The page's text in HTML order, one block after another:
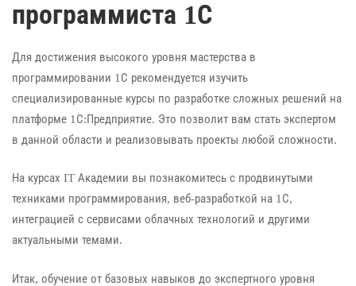
программиста 1С
Для достижения высокого уровня мастерства в
программировании 1С рекомендуется изучить
специализированные курсы по разработке сложных решений на
платформе 1С:Предприятие. Это позволит вам стать экспертом
в данной области и реализовывать проекты любой сложности.
На курсах IT Академии вы познакомитесь с продвинутыми
техниками программирования, веб-разработкой на 1С,
интеграцией с сервисами облачных технологий и другими
актуальными темами.
Итак, обучение от базовых навыков до экспертного уровня